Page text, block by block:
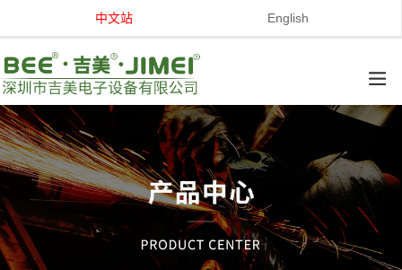
English
中文站